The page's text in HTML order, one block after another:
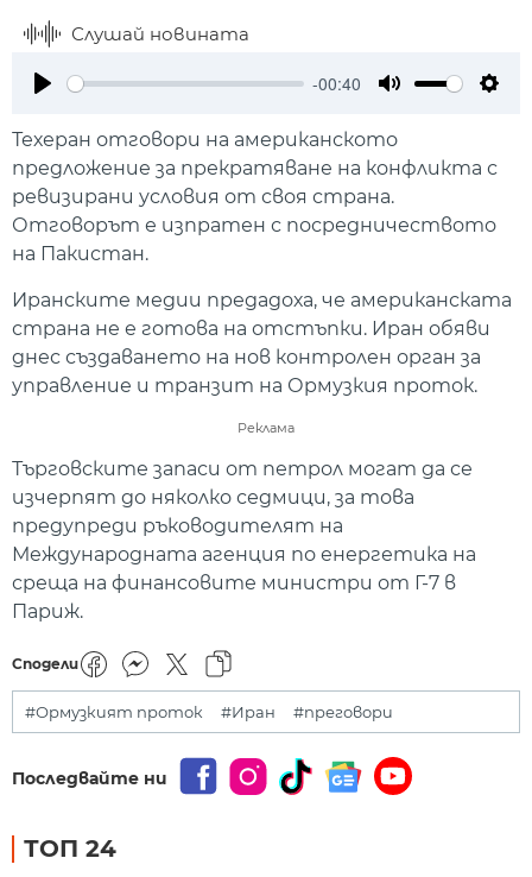
Слушай новината
-00:40
Техеран отговори на американското
предложение за прекратяване на конфликта с
ревизирани условия от своя страна.
Отговорът е изпратен с посредничеството
на Пакистан.
Иранските медии предадоха, че американската
страна не е готова на отстъпки. Иран обяви
днес създаването на нов контролен орган за
управление и транзит на Ормузкия проток.
Реклама
Търговските запаси от петрол могат да се
изчерпят до няколко седмици, за това
предупреди ръководителят на
Международната агенция по енергетика на
среща на финансовите министри от Г-7 в
Париж.
Сподели
#Ормузкият проток #Иран #преговори
Последвайте ни
ТОП 24